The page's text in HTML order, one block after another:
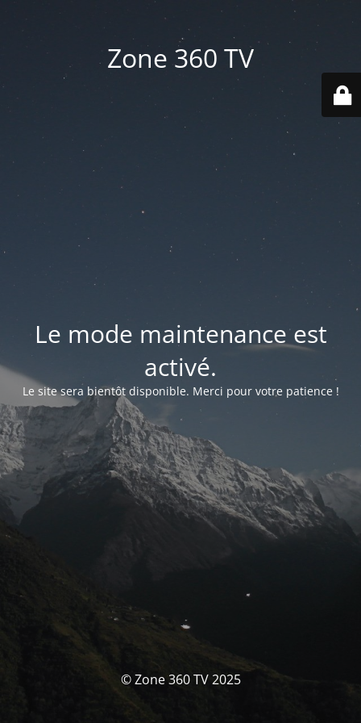
Zone 360 TV
Le mode maintenance est
activé.
Le site sera bientôt disponible. Merci pour votre patience !
© Zone 360 TV 2025